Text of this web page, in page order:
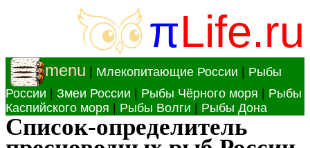
πLife.ru
menu Млекопитающие России
Рыбы
России
Змеи России Рыбы Чёрного моря
Рыбы
Каспийского моря
Рыбы Волги Рыбы Дона
Список-определитель